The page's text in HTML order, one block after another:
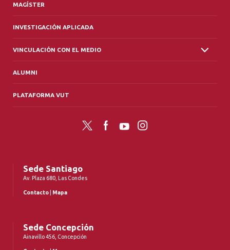
MAGÍSTER
INVESTIGACIÓN APLICADA
VINCULACIÓN CON EL MEDIO
ALUMNI
PLATAFORMA VUT
Twitter FacebookYouTubeInstagram
Sede Santiago
Av. Plaza 680, Las Condes
Contacto Mapa
Sede Concepción
Ainavillo 456, Concepción